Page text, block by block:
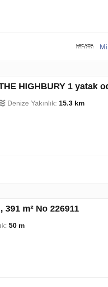
HIGHBURY 1 yatak
Denize Yakınlık: 15.3 km
m² No 226911
50 m